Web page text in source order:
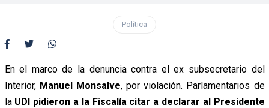
Política
En el marco de la denuncia contra el ex subsecretario del
Interior, Manuel Monsalve, por violación. Parlamentarios de
laUDI pidieron a la Fiscalía citar a declarar al Presidente